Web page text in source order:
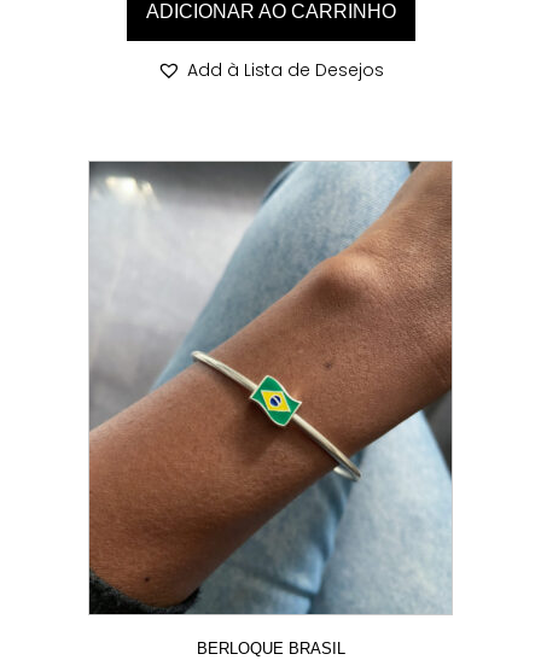
ADICIONAR AO CARRINHO
Add à Lista de Desejos
BERLOQUE BRASIL